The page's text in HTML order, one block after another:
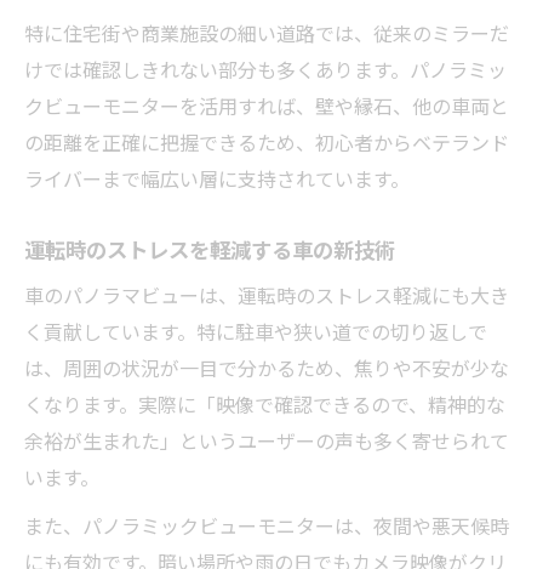
後悔しないパノラミックビュー導入ポイント
車にパノラマビューを導入する際の注意点
パノラミックビューモニター導入で後悔し
車のパノラマビューモニター後付けのポイ
ント
パノラマビュー不要と感じる前に知るべき
こと
車でパノラマビューを活かす設定のコツ
特に住宅街や商業施設の細い道路では、従来のミラーだ
けでは確認しきれない部分も多くあります。パノラミッ
クビューモニターを活用すれば、壁や縁石、他の車両と
の距離を正確に把握できるため、初心者からベテランド
ライバーまで幅広い層に支持されています。
運転時のストレスを軽減する車の新技術
車のパノラマビューは、運転時のストレス軽減にも大き
く貢献しています。特に駐車や狭い道での切り返しで
は、周囲の状況が一目で分かるため、焦りや不安が少な
くなります。実際に「映像で確認できるので、精神的な
余裕が生まれた」というユーザーの声も多く寄せられて
います。
また、パノラミックビューモニターは、夜間や悪天候時
にも有効です。暗い場所や雨の日でもカメラ映像がクリ